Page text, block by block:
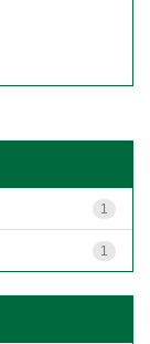
1
1